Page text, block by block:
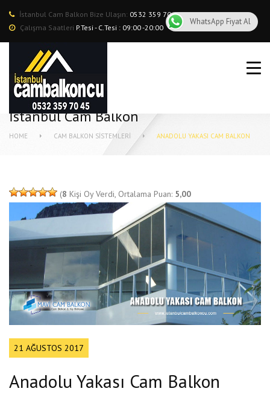
İstanbul Cam Balkon Bize Ulaşın: 0532 359 70 45
Çalışma Saatleri P.Tesi - C.Tesi : 09:00 -20:00
ROLLING ROOF
ISICAMLI CAM BALKON
GIYOTIN CAM
BÖLGELER
HAKKIMIZDA
REFERANSLAR
İLETIŞIM
İstanbul Cam Balkon
HOME CAM BALKON SISTEMLERI ANADOLU YAKASI CAM BALKON
(8 Kişi Oy Verdi, Ortalama Puan: 5,00
21 AĞUSTOS 2017
Anadolu Yakası Cam Balkon
WhatsApp Fiyat Al